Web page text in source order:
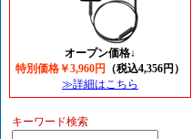
オープン価格↓
特別価格￥3,960円
（税込4,356円）
≫詳細はこちら
キーワード検索